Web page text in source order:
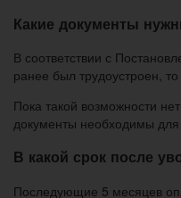
Какие документы
В соответствии с
ранее был трудоустроен,
Пока такой возможности
документы необходимы для
В какой срок после
Последующие 5 месяцев